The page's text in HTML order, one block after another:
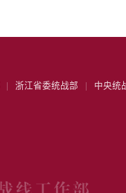
浙江省委统战部 中央统